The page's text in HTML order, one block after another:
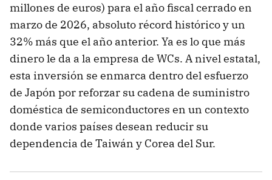
millones de euros) para el año fiscal cerrado en
marzo de 2026, absoluto récord histórico y un
32% más que el año anterior. Ya es lo que más
dinero le da a la empresa de WCs. A nivel estatal,
esta inversión se enmarca dentro del esfuerzo
de Japón por reforzar su cadena de suministro
doméstica de semiconductores en un contexto
donde varios países desean reducir su
dependencia de Taiwán y Corea del Sur.